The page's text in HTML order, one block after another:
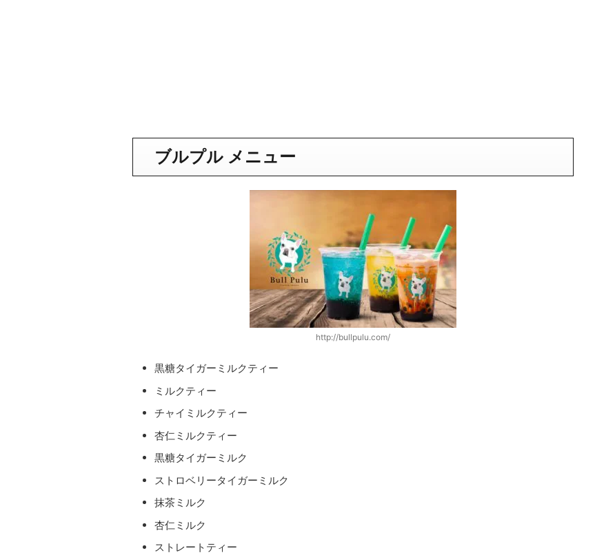
ブルプル メニュー
http://bullpulu.com/
黒糖タイガーミルクティー
ミルクティー
チャイミルクティー
杏仁ミルクティー
黒糖タイガーミルク
ストロベリータイガーミルク
抹茶ミルク
杏仁ミルク
ストレートティー